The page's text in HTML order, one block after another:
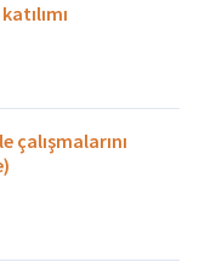
çalışmalarını